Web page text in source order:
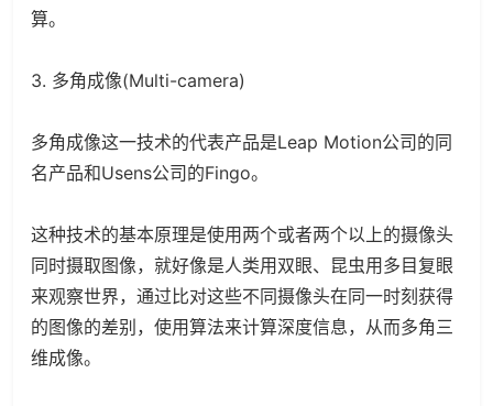
算。
3. 多角成像(Multi-camera)
多角成像这一技术的代表产品是Leap Motion公司的同
名产品和Usens公司的Fingo。
这种技术的基本原理是使用两个或者两个以上的摄像头
同时摄取图像，就好像是人类用双眼、昆虫用多目复眼
来观察世界，通过比对这些不同摄像头在同一时刻获得
的图像的差别，使用算法来计算深度信息，从而多角三
维成像。